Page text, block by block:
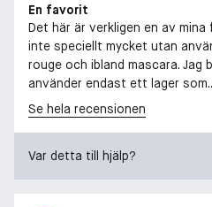
En favorit
Det här är verkligen en av mina
inte speciellt mycket utan
rouge och ibland mascara. Jag
använder endast ett lager
Se hela recensionen
Var detta till hjälp?